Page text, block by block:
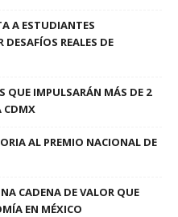
A ESTUDIANTES
DESAFÍOS REALES DE
QUE IMPULSARÁN MÁS DE 2
CDMX
AL PREMIO NACIONAL DE
CADENA DE VALOR QUE
EN MÉXICO